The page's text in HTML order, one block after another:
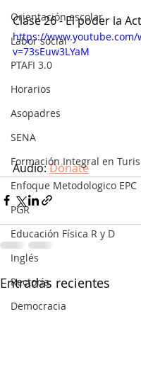
Orientación escolar
Labor social
PTAFI 3.0
Horarios
Asopadres
SENA
Formación Integral en
Enfoque Metodologico EPC
PGR
Educación Física R y D
Inglés
Rectoría
Democracia
Clase 26 - El poder la
https://www.youtube.com/
v=73sEuw3LYaM
Audio: Dónate
Entradas recientes